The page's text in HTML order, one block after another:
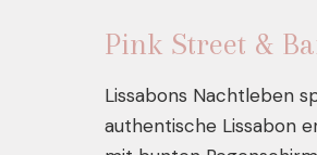
Pink Street &
Lissabons Nachtleben
authentische Lissabon